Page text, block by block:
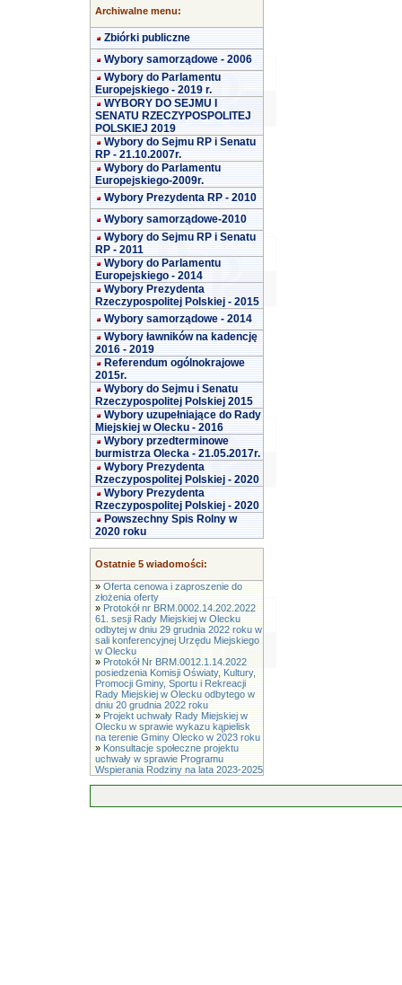
Archiwalne menu:
Zbiórki publiczne
Wybory samorządowe - 2006
Wybory do Parlamentu
Europejskiego - 2019 r.
WYBORY DO SEJMU I
SENATU RZECZYPOSPOLITEJ
POLSKIEJ 2019
Wybory do Sejmu RP i Senatu
RP - 21.10.2007r.
Wybory do Parlamentu
Europejskiego-2009r.
Wybory Prezydenta RP - 2010
Wybory samorządowe-2010
Wybory do Sejmu RP i Senatu
RP - 2011
Wybory do Parlamentu
Europejskiego - 2014
Wybory Prezydenta
Rzeczypospolitej Polskiej - 2015
Wybory samorządowe - 2014
Wybory ławników na kadencję
2016 - 2019
Referendum ogólnokrajowe
2015r.
Wybory do Sejmu i Senatu
Rzeczypospolitej Polskiej 2015
Wybory uzupełniające do Rady
Miejskiej w Olecku - 2016
Wybory przedterminowe
burmistrza Olecka - 21.05.2017r.
Wybory Prezydenta
Rzeczypospolitej Polskiej - 2020
Wybory Prezydenta
Rzeczypospolitej Polskiej - 2020
Powszechny Spis Rolny w
2020 roku
Ostatnie 5 wiadomości:
» Oferta cenowa i zaproszenie do
złożenia oferty
» Protokół nr BRM.0002.14.202.2022
61. sesji Rady Miejskiej w Olecku
odbytej w dniu 29 grudnia 2022 roku w
sali konferencyjnej Urzędu Miejskiego
w Olecku
» Protokół Nr BRM.0012.1.14.2022
posiedzenia Komisji Oświaty, Kultury,
Promocji Gminy, Sportu i Rekreacji
Rady Miejskiej w Olecku odbytego w
dniu 20 grudnia 2022 roku
» Projekt uchwały Rady Miejskiej w
Olecku w sprawie wykazu kąpielisk
na terenie Gminy Olecko w 2023 roku
» Konsultacje społeczne projektu
uchwały w sprawie Programu
Wspierania Rodziny na lata 2023-2025